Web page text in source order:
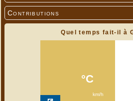
Contributions
Quel temps fait-il à